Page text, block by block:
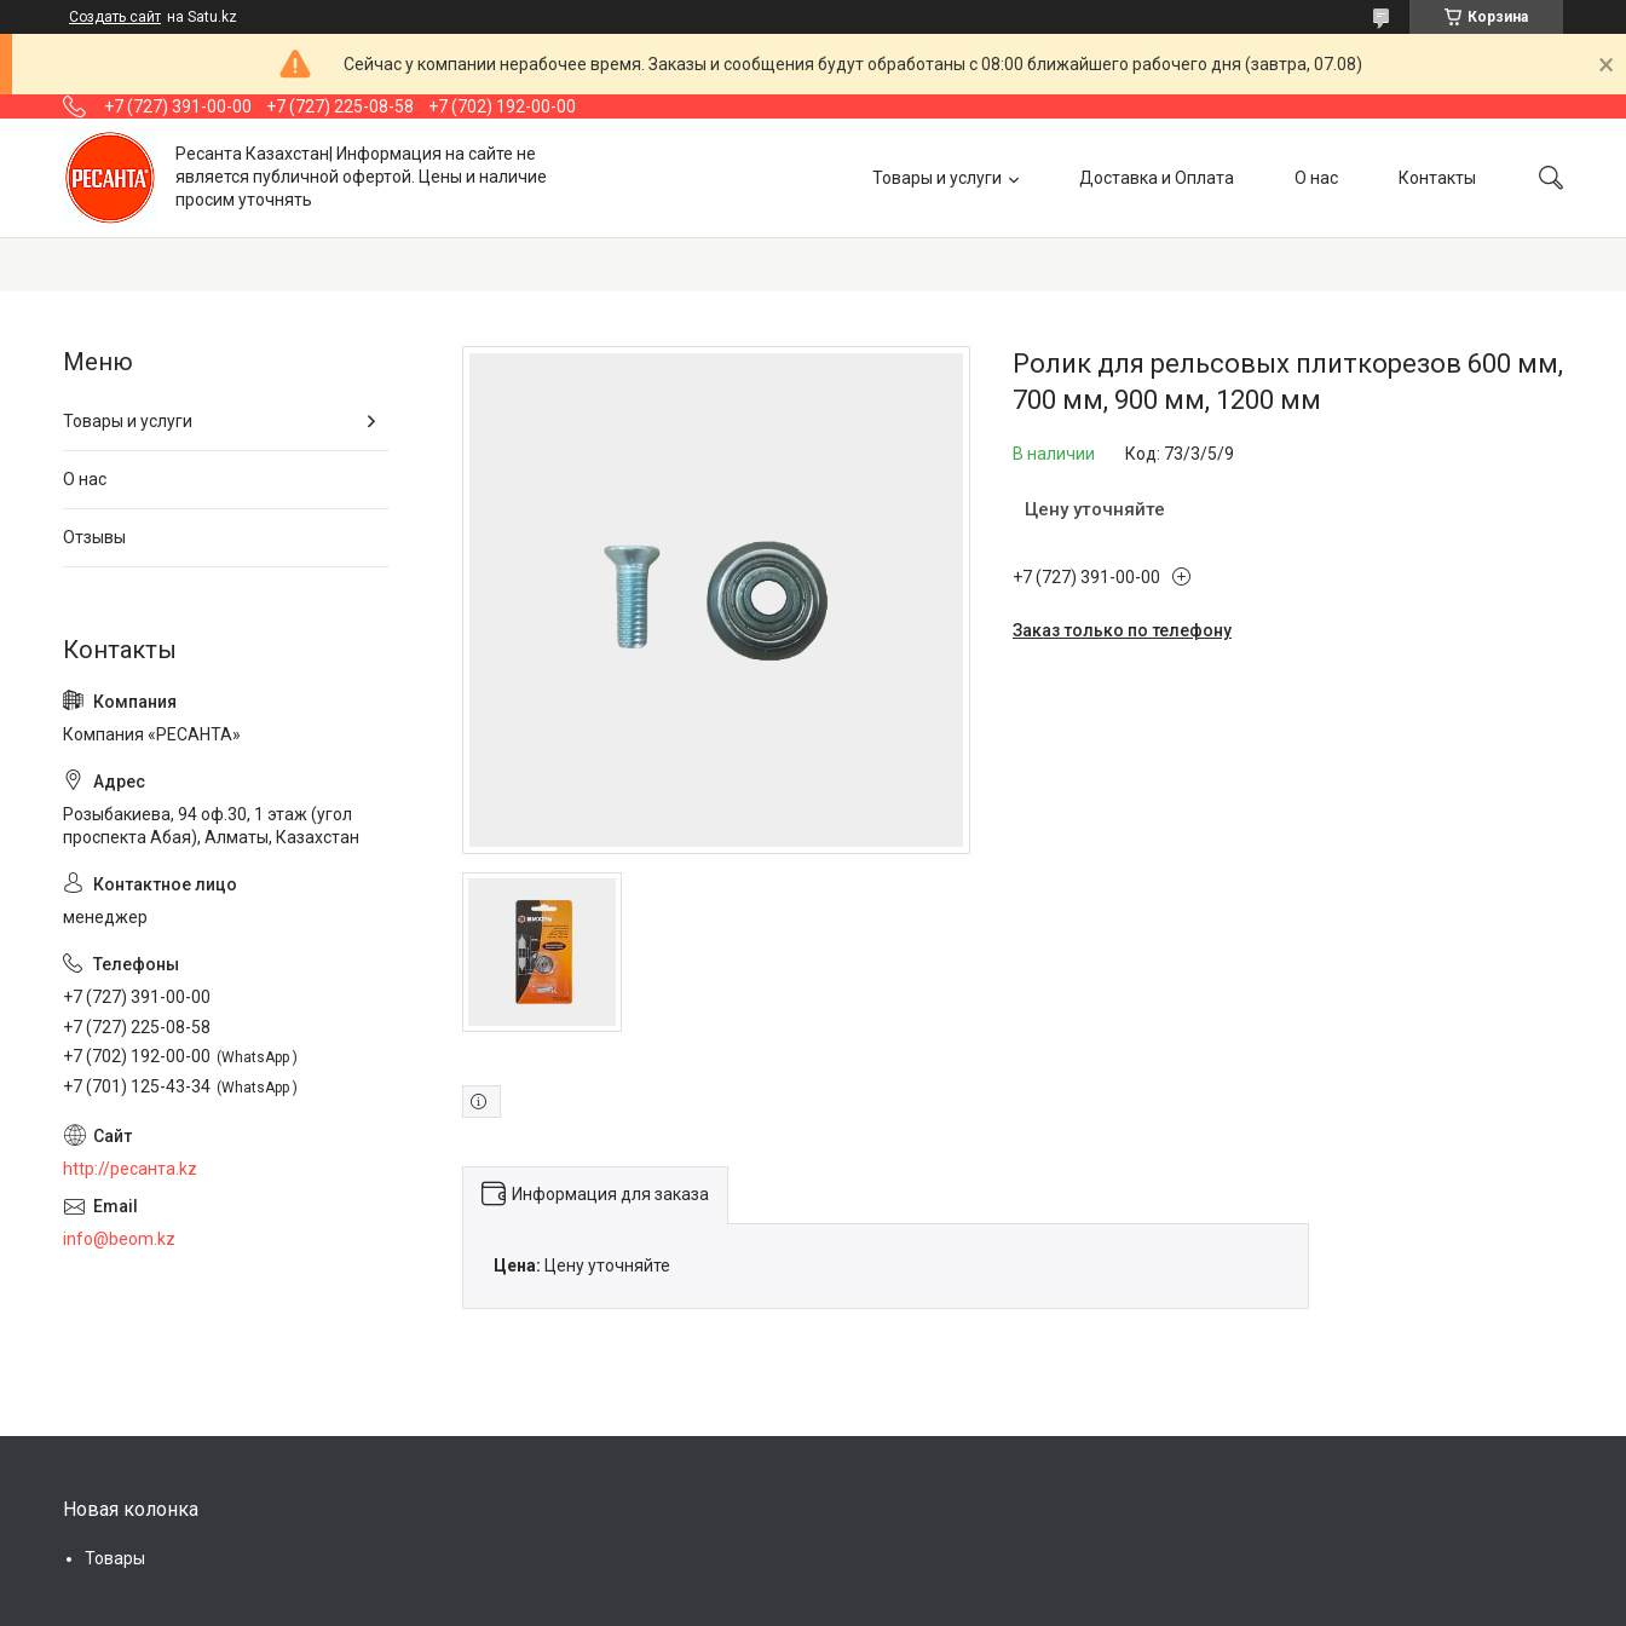
Создать сайт на Satu.kz Корзина
Сейчас у компании нерабочее время. Заказы и сообщения будут обработаны с 08:00 ближайшего рабочего дня (завтра, 07.08)
+7 (727) 391-00-00 +7 (727) 225-08-58 +7 (702) 192-00-00
Ресанта Казахстан| Информация на сайте не
является публичной офертой. Цены и наличие
просим уточнять
Товары и услуги Доставка и Оплата О нас Контакты
Ролик для рельсовых плиткорезов 600 мм,
700 мм, 900 мм, 1200 мм
В наличии Код: 73/3/5/9
Цену уточняйте
+7 (727) 391-00-00
Заказ только по телефону
Информация для заказа
Цена: Цену уточняйте
Товары и услуги
О нас
Отзывы
Компания «РЕСАНТА»
Розыбакиева, 94 оф.30, 1 этаж (угол
проспекта Абая), Алматы, Казахстан
менеджер
+7 (727) 391-00-00
+7 (727) 225-08-58
+7 (702) 192-00-00
WhatsApp
+7 (701) 125-43-34 WhatsApp
http://ресанта.kz
info@beom.kz
Новая колонка
Товары